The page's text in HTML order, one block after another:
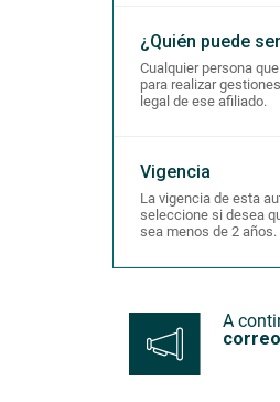
¿Quién puede
Cualquier persona
para realizar
legal de ese afiliado.
Vigencia
La vigencia de esta
seleccione si desea
sea menos de 2 años.
A